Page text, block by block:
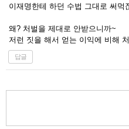
이재명한테 하던 수법 그대로 써먹
왜? 처벌을 제대로 안받으니까~
저런 짓을 해서 얻는 이익에 비해
답글